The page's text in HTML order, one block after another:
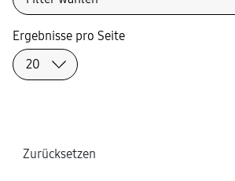
Zurücksetzen
Ergebnisse pro Seite